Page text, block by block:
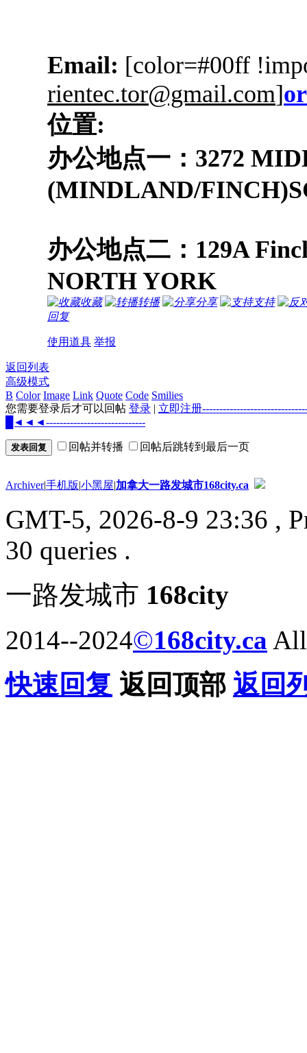
Email: [color=#00ff
rientec.tor@gmail.com]
位置:
办公地点一：3272
(MINDLAND/
办公地点二：129A
NORTH YORK
收藏 转播 分享
支持
回复
使用道具 举报
返回列表
高级模式
B Color Image Link Quote Code Smilies
您需要登录后才可以回帖 登录 | 立即注册
█◄◄◄-----------------------------
发表回复 回帖并转播 回帖后跳转到最后一页
Archiver|手机版|小黑屋|加拿大一路发城市168city.ca
GMT-5, 2026-8-9 23:36 ,
30 queries .
一路发城市 168city
2014--2024©168city.ca All
快速回复 返回顶部 返回